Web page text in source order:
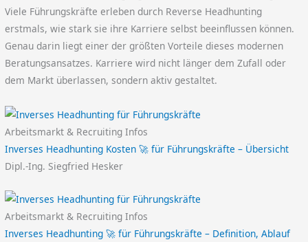
Viele Führungskräfte erleben durch Reverse Headhunting
erstmals, wie stark sie ihre Karriere selbst beeinflussen können.
Genau darin liegt einer der größten Vorteile dieses modernen
Beratungsansatzes. Karriere wird nicht länger dem Zufall oder
dem Markt überlassen, sondern aktiv gestaltet.
Arbeitsmarkt & Recruiting Infos
Inverses Headhunting Kosten 🚀 für Führungskräfte – Übersicht
Dipl.-Ing. Siegfried Hesker
Arbeitsmarkt & Recruiting Infos
Inverses Headhunting 🚀 für Führungskräfte – Definition, Ablauf